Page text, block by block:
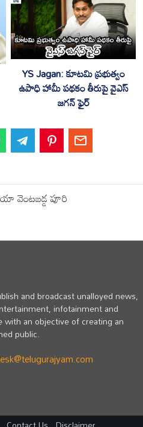
YS Jagan: కూటమి ప్రభుత్వం
ఉపాధి హామీ పథకం తీరుపై వైఎస్
జగన్ ఫైర్
వెంటబడ్డ పూరి
and broadcast unalloyed news,
infotainment and
an objective of creating an
public.